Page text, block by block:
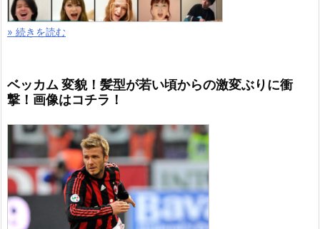
» 続きを読む
ベッカム 変貌！髪型が若い頃からの激変ぶりに衝
撃！画像はコチラ！